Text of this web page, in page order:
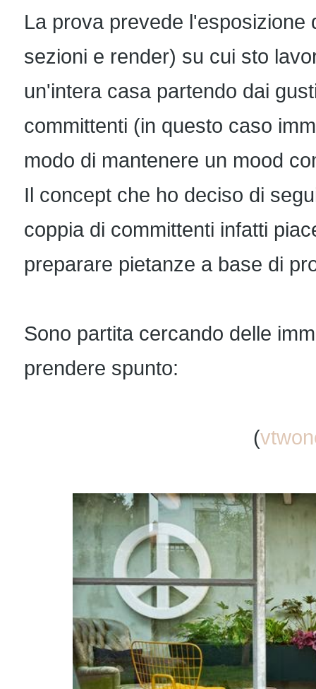
La prova prevede l'esposizione
sezioni e render) su cui sto
un'intera casa partendo dai
committenti (in questo caso
modo di mantenere un mood
Il concept che ho deciso di
coppia di committenti infatti
preparare pietanze a base di
Sono partita cercando delle
prendere spunto:
(